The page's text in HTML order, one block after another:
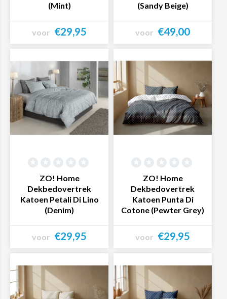
(Mint)
voor €29,95
(Sandy Beige)
voor €49,00
ZO! Home
Dekbedovertrek
Katoen Petali Di Lino
(Denim)
voor €29,95
ZO! Home
Dekbedovertrek
Katoen Punta Di
Cotone (Pewter Grey)
voor €29,95